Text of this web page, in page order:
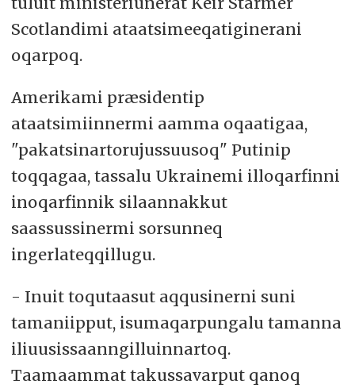
Scotlandimi ataatsimeeqatiginerani
oqarpoq.
Amerikami præsidentip
ataatsimiinnermi aamma oqaatigaa,
"pakatsinartorujussuusoq" Putinip
toqqagaa, tassalu Ukrainemi illoqarfinni
inoqarfinnik silaannakkut
saassussinermi sorsunneq
ingerlateqqillugu.
- Inuit toqutaasut aqqusinerni suni
tamaniipput, isumaqarpungalu tamanna
iliuusissaanngilluinnartoq.
Taamaammat takussavarput qanoq